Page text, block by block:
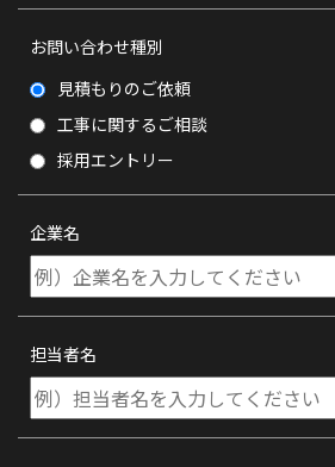
お問い合わせ種別
見積もりのご依頼
工事に関するご相談
採用エントリー
企業名
担当者名